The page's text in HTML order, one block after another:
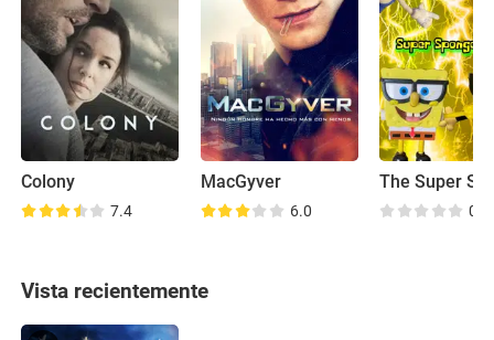
Colony
7.4
MacGyver
6.0 0.0
Vista recientemente